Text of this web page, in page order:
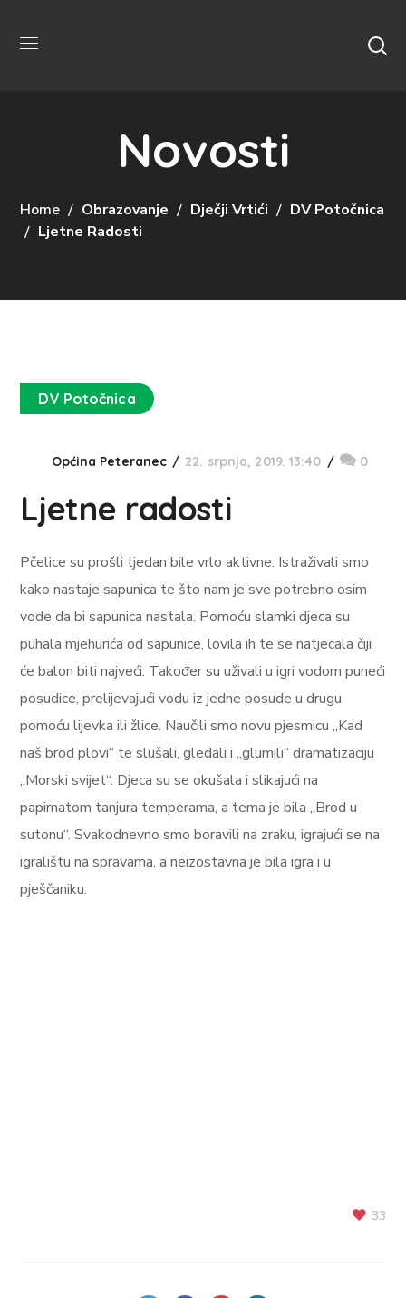
Novosti
Home Obrazovanje Dječji Vrtići
DV Potočnica
Ljetne Radosti
DV Potočnica
Općina Peteranec 22. srpnja, 2019. 13:40 0
Ljetne radosti
Pčelice su prošli tjedan bile vrlo aktivne. Istraživali smo
kako nastaje sapunica te što nam je sve potrebno osim
vode da bi sapunica nastala. Pomoću slamki djeca su
puhala mjehurića od sapunice, lovila ih te se natjecala čiji
će balon biti najveći. Također su uživali u igri vodom puneći
posudice, prelijevajući vodu iz jedne posude u drugu
pomoću lijevka ili žlice. Naučili smo novu pjesmicu „Kad
naš brod plovi“ te slušali, gledali i „glumili“ dramatizaciju
„Morski svijet“. Djeca su se okušala i slikajući na
papirnatom tanjura temperama, a tema je bila „Brod u
sutonu“. Svakodnevno smo boravili na zraku, igrajući se na
igralištu na spravama, a neizostavna je bila igra i u
pješčaniku.
33